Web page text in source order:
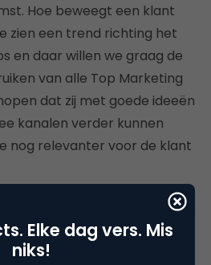
Hoe beweegt een klant
zien een trend richting het
en daar willen we graag de
van alle Top Marketing
dat zij met goede ideeën
kanalen verder kunnen
nog relevanter voor de klant
dit niet alleen meer van de
Elke dag vers. Mis
niks!